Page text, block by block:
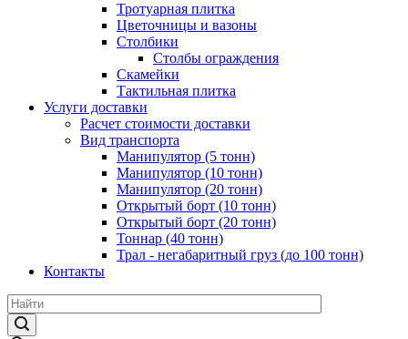
Тротуарная плитка
Цветочницы и вазоны
Столбики
Столбы ограждения
Скамейки
Тактильная плитка
Услуги доставки
Расчет стоимости доставки
Вид транспорта
Манипулятор (5 тонн)
Манипулятор (10 тонн)
Манипулятор (20 тонн)
Открытый борт (10 тонн)
Открытый борт (20 тонн)
Тоннар (40 тонн)
Трал - негабаритный груз (до 100 тонн)
Контакты